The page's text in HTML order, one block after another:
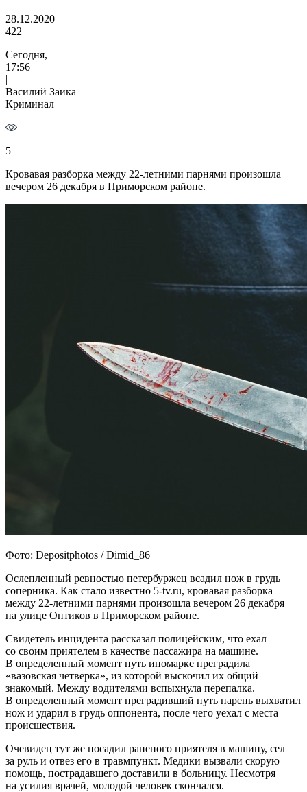
28.12.2020
422
Сегодня,
17:56
|
Василий Заика
Криминал
5
Кровавая разборка между 22-летними парнями произошла
вечером 26 декабря в Приморском районе.
Фото: Depositphotos / Dimid_86
Ослепленный ревностью петербуржец всадил нож в грудь
соперника. Как стало известно 5-tv.ru, кровавая разборка
между 22-летними парнями произошла вечером 26 декабря
на улице Оптиков в Приморском районе.
Свидетель инцидента рассказал полицейским, что ехал
со своим приятелем в качестве пассажира на машине.
В определенный момент путь иномарке преградила
«вазовская четверка», из которой выскочил их общий
знакомый. Между водителями вспыхнула перепалка.
В определенный момент преградивший путь парень выхватил
нож и ударил в грудь оппонента, после чего уехал с места
происшествия.
Очевидец тут же посадил раненого приятеля в машину, сел
за руль и отвез его в травмпункт. Медики вызвали скорую
помощь, пострадавшего доставили в больницу. Несмотря
на усилия врачей, молодой человек скончался.